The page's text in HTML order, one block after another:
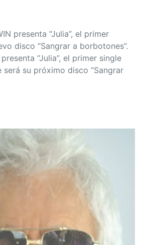
presenta “Julia”, el primer
disco “Sangrar a borbotones”.
“Julia”, el primer single
su próximo disco “Sangrar